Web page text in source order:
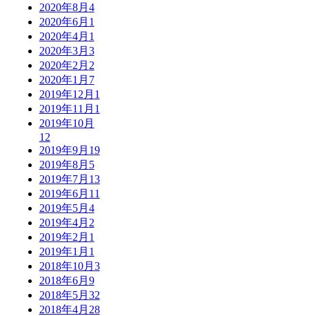
2020年8月 4
2020年6月 1
2020年4月 1
2020年3月 3
2020年2月 2
2020年1月 7
2019年12月 1
2019年11月 1
2019年10月
12
2019年9月 19
2019年8月 5
2019年7月 13
2019年6月 11
2019年5月 4
2019年4月 2
2019年2月 1
2019年1月 1
2018年10月 3
2018年6月 9
2018年5月 32
2018年4月 28